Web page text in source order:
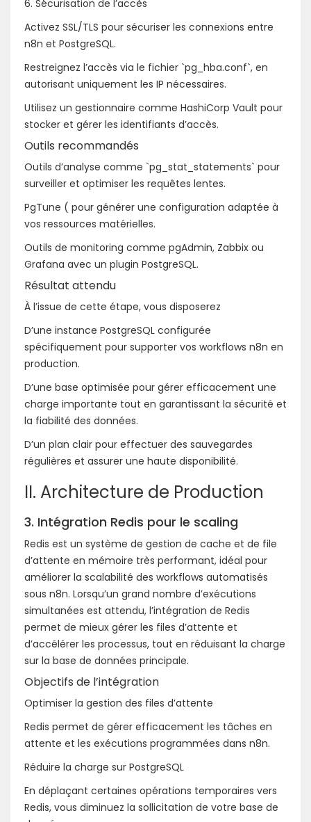
6. Sécurisation de l’accès
Activez SSL/TLS pour sécuriser les connexions entre
n8n et PostgreSQL.
Restreignez l’accès via le fichier `pg_hba.conf`, en
autorisant uniquement les IP nécessaires.
Utilisez un gestionnaire comme HashiCorp Vault pour
stocker et gérer les identifiants d’accès.
Outils recommandés
Outils d’analyse comme `pg_stat_statements` pour
surveiller et optimiser les requêtes lentes.
PgTune ( pour générer une configuration adaptée à
vos ressources matérielles.
Outils de monitoring comme pgAdmin, Zabbix ou
Grafana avec un plugin PostgreSQL.
Résultat attendu
À l’issue de cette étape, vous disposerez
D’une instance PostgreSQL configurée
spécifiquement pour supporter vos workflows n8n en
production.
D’une base optimisée pour gérer efficacement une
charge importante tout en garantissant la sécurité et
la fiabilité des données.
D’un plan clair pour effectuer des sauvegardes
régulières et assurer une haute disponibilité.
II. Architecture de Production
3. Intégration Redis pour le scaling
Redis est un système de gestion de cache et de file
d’attente en mémoire très performant, idéal pour
améliorer la scalabilité des workflows automatisés
sous n8n. Lorsqu’un grand nombre d’exécutions
simultanées est attendu, l’intégration de Redis
permet de mieux gérer les files d’attente et
d’accélérer les processus, tout en réduisant la charge
sur la base de données principale.
Objectifs de l’intégration
Optimiser la gestion des files d’attente
Redis permet de gérer efficacement les tâches en
attente et les exécutions programmées dans n8n.
Réduire la charge sur PostgreSQL
En déplaçant certaines opérations temporaires vers
Redis, vous diminuez la sollicitation de votre base de